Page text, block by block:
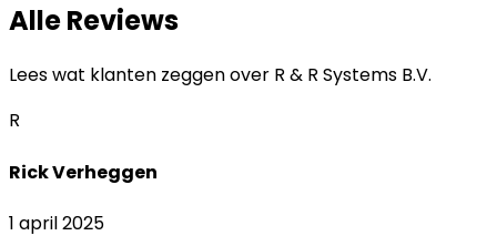
Alle Reviews
Lees wat klanten zeggen over R & R Systems B.V.
R
Rick Verheggen
1 april 2025